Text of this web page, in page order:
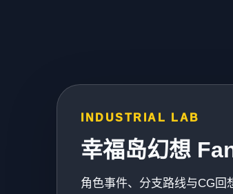
INDUSTRIAL LAB
幸福岛幻想
角色事件、分支路线与CG回